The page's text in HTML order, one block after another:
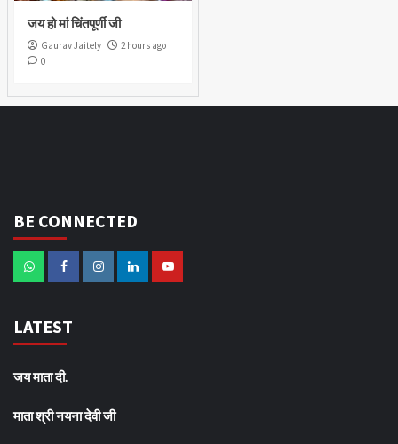
जय हो मां चिंतपूर्णी जी
Gaurav Jaitely
2 hours ago
0
BE CONNECTED
LATEST
जय माता दी.
माता श्री नयना देवी जी